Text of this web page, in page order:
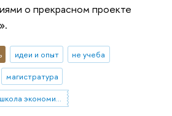
о прекрасном проекте
идеи и опыт
не учеба
магистратура
Санкт-Петербургская школа экономики и менеджмента